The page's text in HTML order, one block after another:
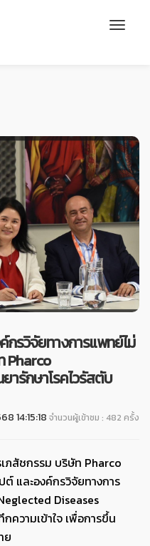
กรวิจัยทางการแพทย์ไม่
Pharco
ารักษาโรคไวรัสตับ
14:15:18 จำนวนผู้เข้าชม : 482 ครั้ง
ภสัชกรรม บริษัท Pharco
และองค์กรวิจัยทางการ
Diseases
ความเข้าใจ เพื่อการขึ้น
ย